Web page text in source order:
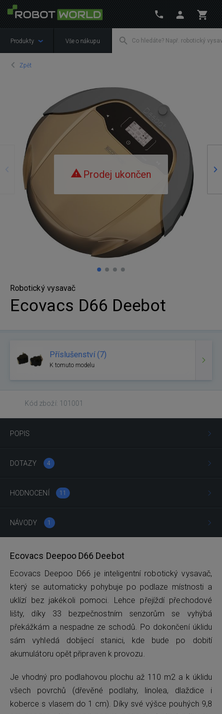
Produkty Vše o nákupu
Zpět
Předchozí
Prodej ukončen
Robotický vysavač
Ecovacs D66 Deebot
Příslušenství (7)
K tomuto modelu
Kód zboží: 101001
POPIS
DOTAZY 4
HODNOCENÍ 11
NÁVODY 1
Ecovacs Deepoo D66 Deebot
Ecovacs Deepoo D66 je inteligentní robotický vysavač,
který se automaticky pohybuje po podlaze místnosti a
uklízí bez jakékoli pomoci. Lehce přejíždí přechodové
lišty, díky 33 bezpečnostním senzorům se vyhýbá
překážkám a nespadne ze schodů. Po dokončení úklidu
sám vyhledá dobíjecí stanici, kde bude po dobití
akumulátoru opět připraven k provozu.
Je vhodný pro podlahovou plochu až 110 m2 a k úklidu
všech povrchů (dřevěné podlahy, linolea, dlaždice i
koberce s vlasem do 1 cm). Díky své výšce pouhých 9,8